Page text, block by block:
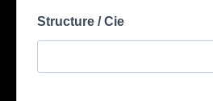
Structure / Cie